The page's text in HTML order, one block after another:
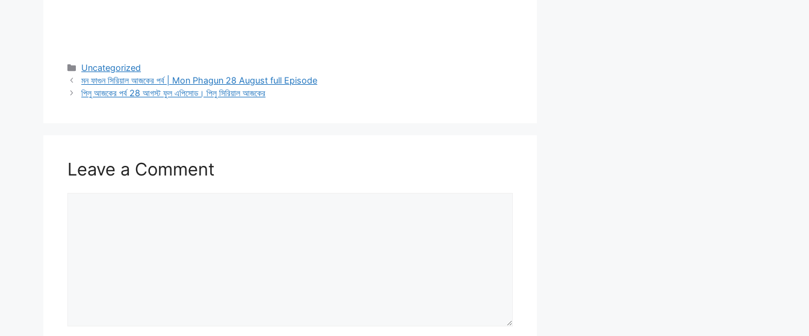
Categories
Uncategorized
মন ফাগুন সিরিয়াল আজকের পর্ব | Mon Phagun 28 August full Episode
পিলু আজকের পর্ব 28 আগস্ট ফুল এপিসোড। পিলু সিরিয়াল আজকের
Leave a Comment